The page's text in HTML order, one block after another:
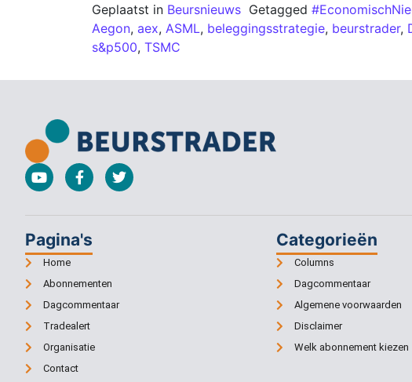
Geplaatst in Beursnieuws Getagged
Aegon, aex, ASML, beleggingsstrategie, beurstrader,
s&p500, TSMC
Pagina's
Home
Abonnementen
Dagcommentaar
Tradealert
Organisatie
Contact
Categorieën
Columns
Dagcommentaar
Algemene voorwaarden
Disclaimer
Welk abonnement kiezen